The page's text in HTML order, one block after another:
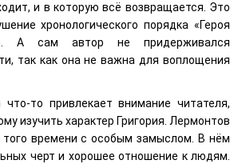
и в которую всё возвращается. Это
хронологического порядка «Героя
А сам автор не придерживался
так как она не важна для воплощения
то привлекает внимание читателя,
изучить характер Григория. Лермонтов
того времени с особым замыслом. В нём
черт и хорошее отношение к людям.